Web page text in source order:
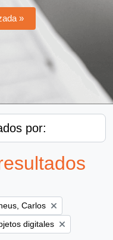
»
por:
filter:
Carlos
filter:digitales